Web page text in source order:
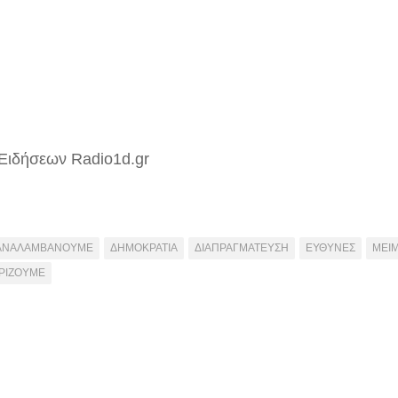
Radio1d.gr
ΔΗΜΟΚΡΑΤΙΑ ΔΙΑΠΡΑΓΜΑΤΕΥΣΗ ΕΥΘΥΝΕΣ